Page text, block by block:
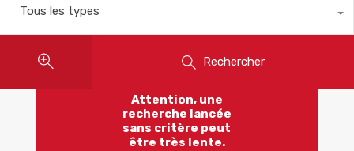
Tous les types
Rechercher
Attention, une
recherche lancée
sans critère peut
être très lente.